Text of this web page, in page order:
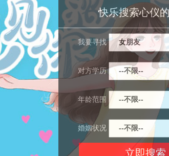
快乐搜索心仪
我要寻找
对方学历
年龄范围
婚姻状况